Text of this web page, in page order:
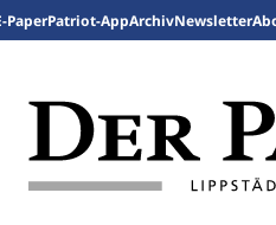
PaperPatriot-AppArchivNewsletter